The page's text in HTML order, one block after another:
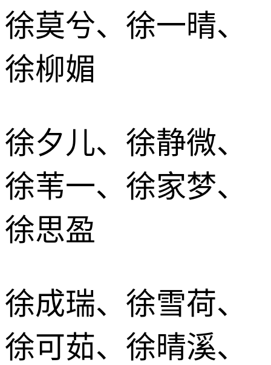
徐莫兮、徐一晴、
徐柳媚
徐夕儿、徐静微、
徐苇一、徐家梦、
徐思盈
徐成瑞、徐雪荷、
徐可茹、徐晴溪、